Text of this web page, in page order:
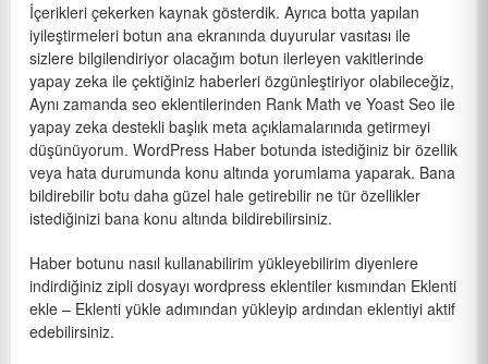
İçerikleri çekerken kaynak gösterdik. Ayrıca botta yapılan
iyileştirmeleri botun ana ekranında duyurular vasıtası ile
sizlere bilgilendiriyor olacağım botun ilerleyen vakitlerinde
yapay zeka ile çektiğiniz haberleri özgünleştiriyor olabileceğiz,
Aynı zamanda seo eklentilerinden Rank Math ve Yoast Seo ile
yapay zeka destekli başlık meta açıklamalarınıda getirmeyi
düşünüyorum. WordPress Haber botunda istediğiniz bir özellik
veya hata durumunda konu altında yorumlama yaparak. Bana
bildirebilir botu daha güzel hale getirebilir ne tür özellikler
istediğinizi bana konu altında bildirebilirsiniz.
Haber botunu nasıl kullanabilirim yükleyebilirim diyenlere
indirdiğiniz zipli dosyayı wordpress eklentiler kısmından Eklenti
ekle – Eklenti yükle adımından yükleyip ardından eklentiyi aktif
edebilirsiniz.